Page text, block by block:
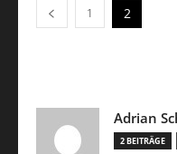
1 2
Adrian
2 BEITRÄGE